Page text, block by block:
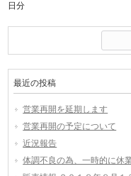
日分
索:
最近の投稿
営業再開を延期します
営業再開の予定について
近況報告
体調不良の為、一時的に休